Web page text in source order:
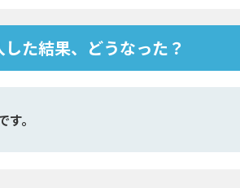
た結果、どうなった？
。